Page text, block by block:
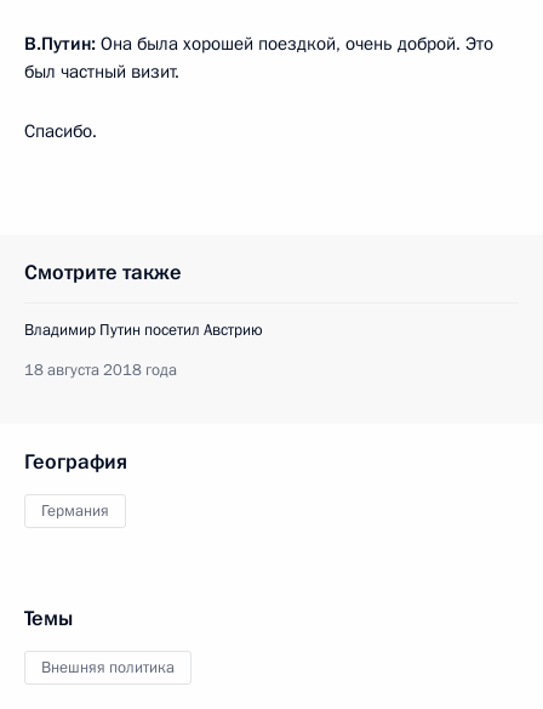
В.Путин: Она была хорошей поездкой, очень доброй. Это
был частный визит.
Спасибо.
Смотрите также
Владимир Путин посетил Австрию
18 августа 2018 года
География
Германия
Темы
Внешняя политика